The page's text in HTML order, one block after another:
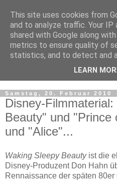
Samstag, 20. Februar 2010
Disney-
Beauty" und "Prince
und "Alice"...
Waking Sleepy Beautyist die
Disney-Produzent Don Hahn
Rennaissance der späten
This site uses cookies from
and to analyze traffic. Your IP
shared with Google along
metrics to ensure quality of
statistics, and to detect and
LEARN